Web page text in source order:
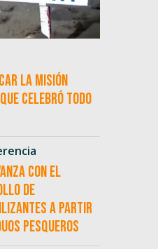
la misión
que celebró todo
con el
de
a partir
pesqueros